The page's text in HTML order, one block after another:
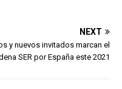
NEXT
y nuevos invitados marcan el
SER por España este 2021